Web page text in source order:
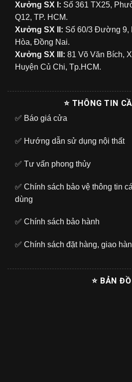
Xưởng SX I: Số 361 TX25,
Q12, TP. HCM.
Xưởng SX II: Số 60/3 Đường 9,
Hòa, Đồng Nai.
Xưởng SX III: 81 Võ Văn Bích,
Huyện Củ Chi, Tp.HCM.
⭐ THÔNG TIN
✅ Báo giá cửa
✅ Hướng dẫn sử dụng nội thất
✅ Tư vấn phong thủy
✅ Chính sách bảo vệ thông tin
dùng
✅ Chính sách bảo hành
✅ Chính sách đặt hàng, giao
⭐ BẢN ĐỒ